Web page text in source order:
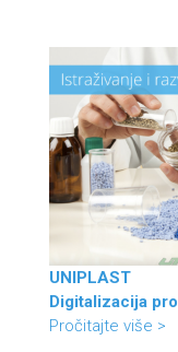
UNIPLAST
Digitalizacija
Pročitajte više >